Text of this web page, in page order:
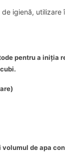
igienă, utilizare
pentru a
de apa